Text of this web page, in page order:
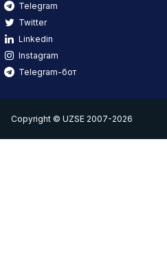
Telegram
Twitter
Linkedin
Instagram
Telegram-бот
Copyright © UZSE 2007-2026